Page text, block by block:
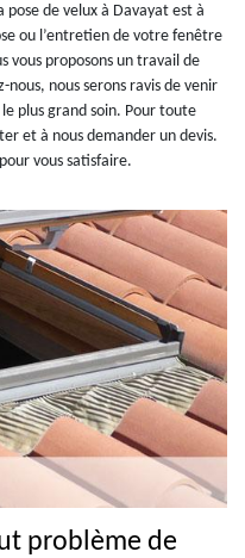
pose de velux à Davayat est à
ou l’entretien de votre fenêtre
vous proposons un travail de
nous serons ravis de venir
plus grand soin. Pour toute
et à nous demander un devis.
vous satisfaire.
problème de